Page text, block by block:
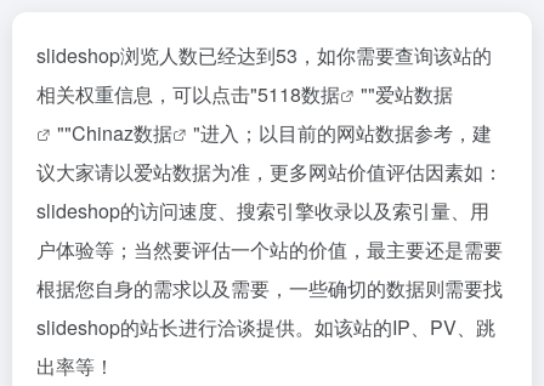
slideshop浏览人数已经达到53，如你需要查询该站的
相关权重信息，可以点击"5118数据 ""爱站数据
""Chinaz数据
"进入；以目前的网站数据参考，建
议大家请以爱站数据为准，更多网站价值评估因素如：
slideshop的访问速度、搜索引擎收录以及索引量、用
户体验等；当然要评估一个站的价值，最主要还是需要
根据您自身的需求以及需要，一些确切的数据则需要找
slideshop的站长进行洽谈提供。如该站的IP、PV、跳
出率等！